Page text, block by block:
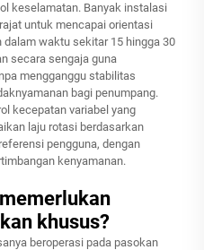
keselamatan. Banyak instalasi
untuk mencapai orientasi
dalam waktu sekitar 15 hingga 30
secara sengaja guna
mengganggu stabilitas
bagi penumpang.
kecepatan variabel yang
laju rotasi berdasarkan
pengguna, dengan
kenyamanan.
khusus?
beroperasi pada pasokan